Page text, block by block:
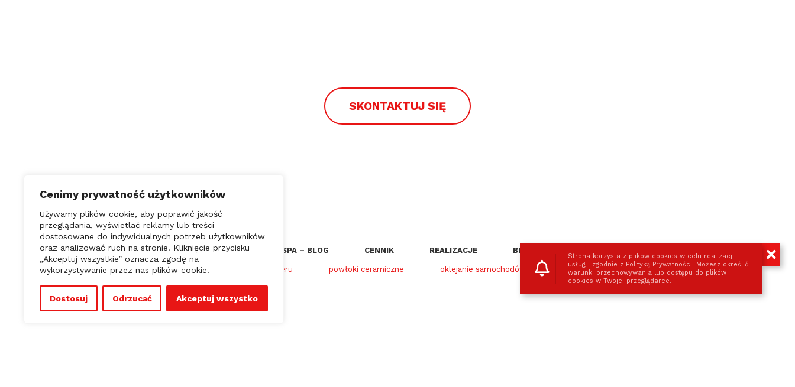
Cenimy prywatność użytkowników
Używamy plików cookie, aby poprawić jakość
przeglądania, wyświetlać reklamy lub treści
dostosowane do indywidualnych potrzeb użytkowników
oraz analizować ruch na stronie. Kliknięcie przycisku
„Akceptuj wszystkie” oznacza zgodę na
wykorzystywanie przez nas plików cookie.
Dostosuj Odrzucać Akceptuj wszystko
SKONTAKTUJ SIĘ
USŁUGI GARAŻ SPA – BLOG CENNIK REALIZACJE BLOG
auto detailing korekta lakieru powłoki ceramiczne oklejanie samochodów folią regeneracja skóry
Strona korzysta z plików cookies w celu realizacji
usług i zgodnie z Polityką Prywatności. Możesz określić
warunki przechowywania lub dostępu do plików
cookies w Twojej przeglądarce.